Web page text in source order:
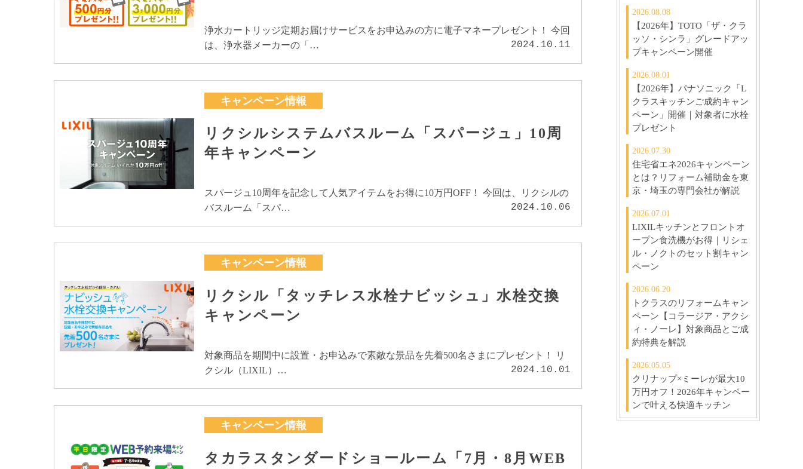
浄水カートリッジ定期お届けサービスをお申込みの方に電子マネープレゼント！ 今回
は、浄水器メーカーの「…
2024.10.11
キャンペーン情報
リクシルシステムバスルーム「スパージュ」10周
年キャンペーン
スパージュ10周年を記念して人気アイテムをお得に10万円OFF！ 今回は、リクシルの
バスルーム「スパ…
2024.10.06
キャンペーン情報
リクシル「タッチレス水栓ナビッシュ」水栓交換
キャンペーン
対象商品を期間中に設置・お申込みで素敵な景品を先着500名さまにプレゼント！ リ
クシル（LIXIL）…
2024.10.01
キャンペーン情報
タカラスタンダードショールーム「7月・8月WEB
2026.08.08
【2026年】TOTO「ザ・クラ
ッソ・シンラ」グレードアッ
プキャンペーン開催
2026.08.01
【2026年】パナソニック「L
クラスキッチンご成約キャン
ペーン」開催｜対象者に水栓
プレゼント
2026.07.30
住宅省エネ2026キャンペーン
とは？リフォーム補助金を東
京・埼玉の専門会社が解説
2026.07.01
LIXILキッチンとフロントオ
ープン食洗機がお得｜リシェ
ル・ノクトのセット割キャン
ペーン
2026.06.20
トクラスのリフォームキャン
ペーン【コラージア・アクシ
ィ・ノーレ】対象商品とご成
約特典を解説
2026.05.05
クリナップ×ミーレが最大10
万円オフ！2026年キャンペー
ンで叶える快適キッチン